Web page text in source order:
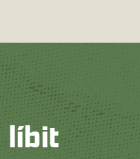
líbit